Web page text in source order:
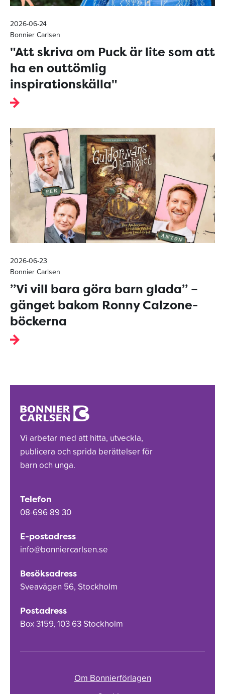
2026-06-24
Bonnier Carlsen
"Att skriva om Puck är lite som att
ha en outtömlig
inspirationskälla"
2026-06-23
Bonnier Carlsen
”Vi vill bara göra barn glada” –
gänget bakom Ronny Calzone-
böckerna
Vi arbetar med att hitta, utveckla,
publicera och sprida berättelser för
barn och unga.
Telefon
08-696 89 30
E-postadress
info@bonniercarlsen.se
Besöksadress
Sveavägen 56, Stockholm
Postadress
Box 3159, 103 63 Stockholm
Om Bonnierförlagen